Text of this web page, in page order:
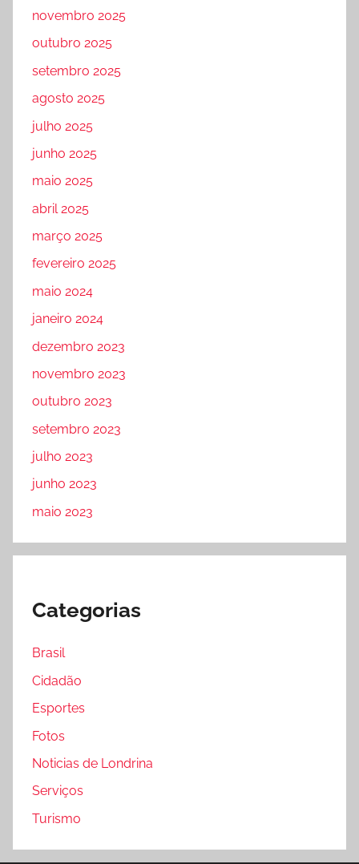
novembro 2025
outubro 2025
setembro 2025
agosto 2025
julho 2025
junho 2025
maio 2025
abril 2025
março 2025
fevereiro 2025
maio 2024
janeiro 2024
dezembro 2023
novembro 2023
outubro 2023
setembro 2023
julho 2023
junho 2023
maio 2023
Categorias
Brasil
Cidadão
Esportes
Fotos
Noticias de Londrina
Serviços
Turismo